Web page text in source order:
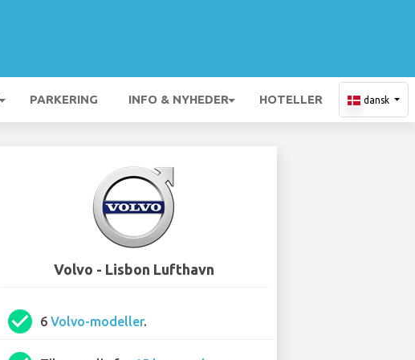
PARKERING INFO & NYHEDER HOTELLER dansk
Volvo - Lisbon Lufthavn
check_circle 6Volvo-modeller.